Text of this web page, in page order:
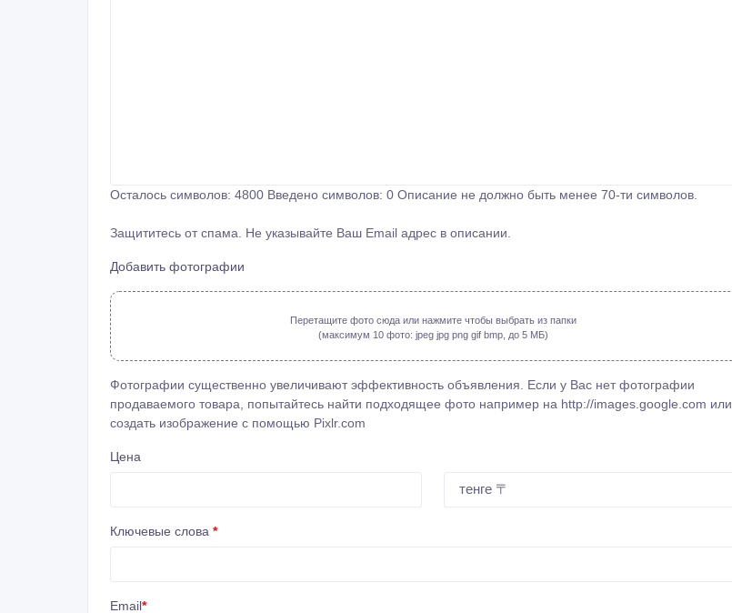
Осталось символов: 4800 Введено символов: 0 Описание не должно быть менее 70-ти символов.
Защититесь от спама. Не указывайте Ваш Email адрес в описании.
Добавить фотографии
Перетащите фото сюда или нажмите чтобы выбрать из папки
(максимум 10 фото: jpeg jpg png gif bmp, до 5 МБ)
Фотографии существенно увеличивают эффективность объявления. Если у Вас нет фотографии
продаваемого товара, попытайтесь найти подходящее фото например на http://images.google.com или
создать изображение с помощью Pixlr.com
Цена
Ключевые слова *
Email*